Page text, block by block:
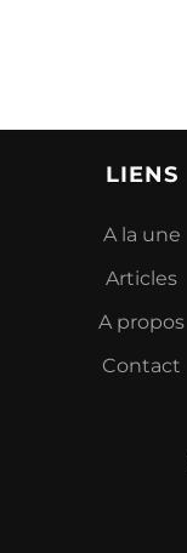
LIENS
A la une
Articles
A propos
Contact